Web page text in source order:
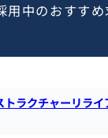
用中のおすすめ
トラクチャーリラ